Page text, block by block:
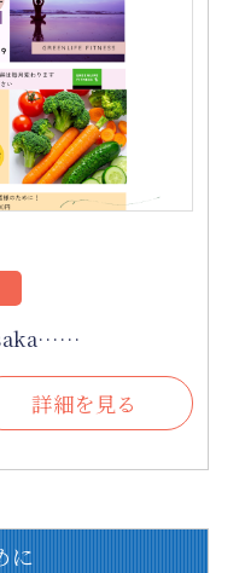
詳細を見る
に